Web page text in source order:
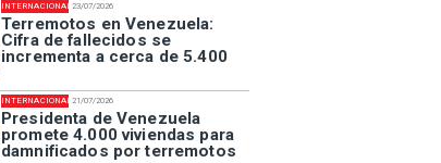
23/07/2026
Terremotos en Venezuela:
Cifra de fallecidos se
incrementa a cerca de 5.400
INTERNACIONAL
21/07/2026
Presidenta de Venezuela
promete 4.000 viviendas para
damnificados por terremotos
INTERNACIONAL